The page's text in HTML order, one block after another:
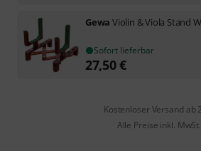
Gewa Violin & Viola Stand
Sofort lieferbar
27,50€
Kostenloser Versand ab
Alle Preise inkl. MwSt.